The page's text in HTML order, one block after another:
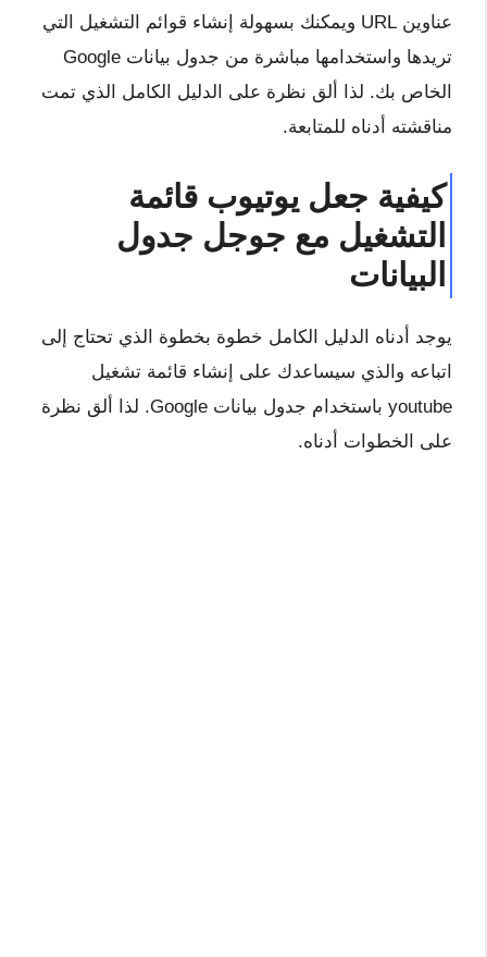
عناوين URL ويمكنك بسهولة إنشاء قوائم التشغيل التي
تريدها واستخدامها مباشرة من جدول بيانات Google
الخاص بك. لذا ألق نظرة على الدليل الكامل الذي تمت
مناقشته أدناه للمتابعة.
كيفية جعل يوتيوب قائمة
التشغيل مع جوجل جدول
البيانات
يوجد أدناه الدليل الكامل خطوة بخطوة الذي تحتاج إلى
اتباعه والذي سيساعدك على إنشاء قائمة تشغيل
youtube باستخدام جدول بيانات Google. لذا ألق نظرة
على الخطوات أدناه.